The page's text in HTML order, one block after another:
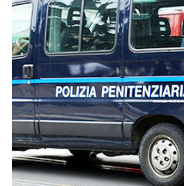
Cultura
Lavoro
Società
Economia
Sport
Sicilia